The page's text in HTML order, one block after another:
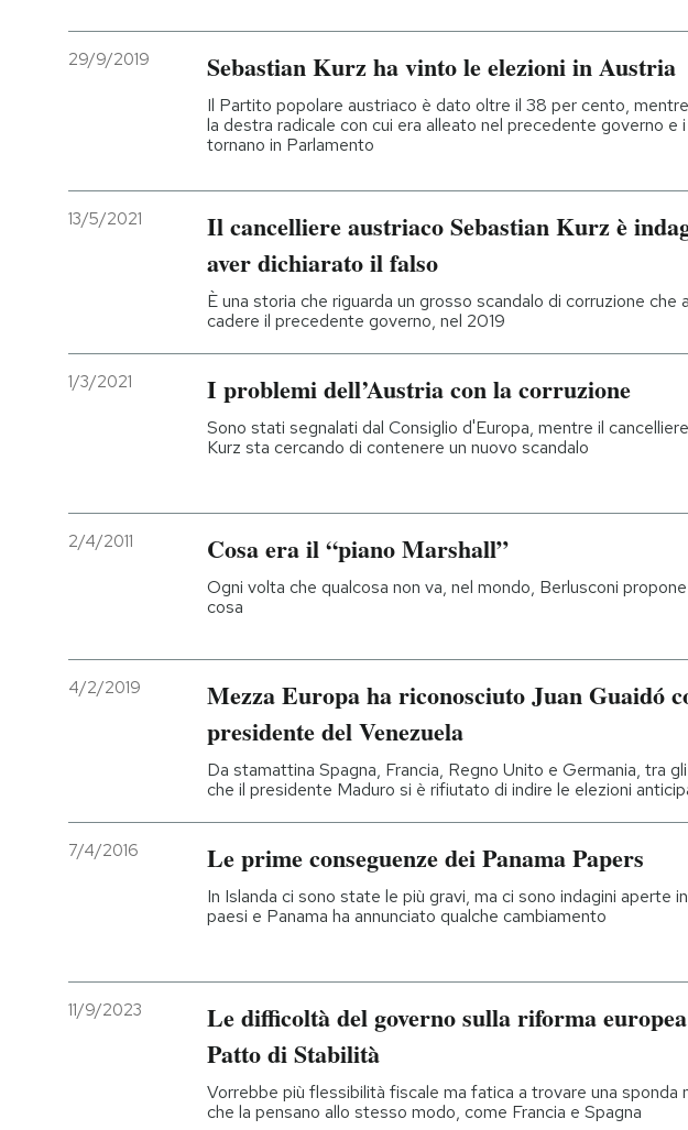
29/9/2019 Sebastian Kurz ha vinto le elezioni in Austria
Il Partito popolare austriaco è dato oltre il 38 per cento,
la destra radicale con cui era alleato nel precedente governo e
tornano in Parlamento
13/5/2021
Il cancelliere austriaco Sebastian Kurz è
aver dichiarato il falso
È una storia che riguarda un grosso scandalo di corruzione che
cadere il precedente governo, nel 2019
1/3/2021 I problemi dell’Austria con la corruzione
Sono stati segnalati dal Consiglio d'Europa, mentre il
Kurz sta cercando di contenere un nuovo scandalo
2/4/2011 Cosa era il “piano Marshall”
Ogni volta che qualcosa non va, nel mondo, Berlusconi
cosa
4/2/2019
Mezza Europa ha riconosciuto Juan Guaidó
presidente del Venezuela
Da stamattina Spagna, Francia, Regno Unito e Germania, tra
che il presidente Maduro si è rifiutato di indire le elezioni
7/4/2016 Le prime conseguenze dei Panama Papers
In Islanda ci sono state le più gravi, ma ci sono indagini aperte
paesi e Panama ha annunciato qualche cambiamento
11/9/2023
Le difficoltà del governo sulla riforma
Patto di Stabilità
Vorrebbe più flessibilità fiscale ma fatica a trovare una sponda
che la pensano allo stesso modo, come Francia e Spagna